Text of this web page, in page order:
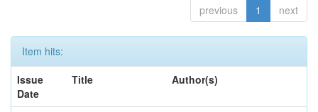
previous 1 next
Item hits:
Issue
Date
Title Author(s)